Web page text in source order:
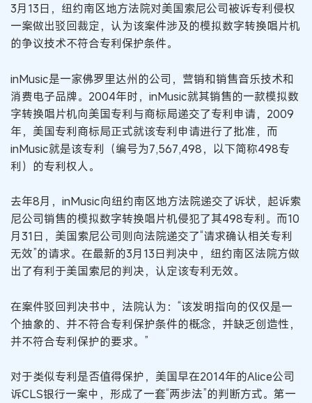
3月13日，纽约南区地方法院对美国索尼公司被诉专利侵权
一案做出驳回裁定，认为该案件涉及的模拟数字转换唱片机
的争议技术不符合专利保护条件。
inMusic是一家佛罗里达州的公司，营销和销售音乐技术和
消费电子品牌。2004年时，inMusic就其销售的一款模拟数
字转换唱片机向美国专利与商标局递交了专利申请，2009
年，美国专利商标局正式就该专利申请进行了批准，而
inMusic就是该专利（编号为7,567,498，以下简称498专
利）的专利权人。
去年8月，inMusic向纽约南区地方法院递交了诉状，起诉索
尼公司销售的模拟数字转换唱片机侵犯了其498专利。而10
月31日，美国索尼公司则向法院递交了“请求确认相关专利
无效”的请求。在最新的3月13日判决中，纽约南区法院方做
出了有利于美国索尼的判决，认定该专利无效。
在案件驳回判决书中，法院认为：“该发明指向的仅仅是一
个抽象的、并不符合专利保护条件的概念，并缺乏创造性，
并不符合专利保护的要求。”
对于类似专利是否值得保护，美国早在2014年的Alice公司
诉CLS银行一案中，形成了一套“两步法”的判断方式。第一